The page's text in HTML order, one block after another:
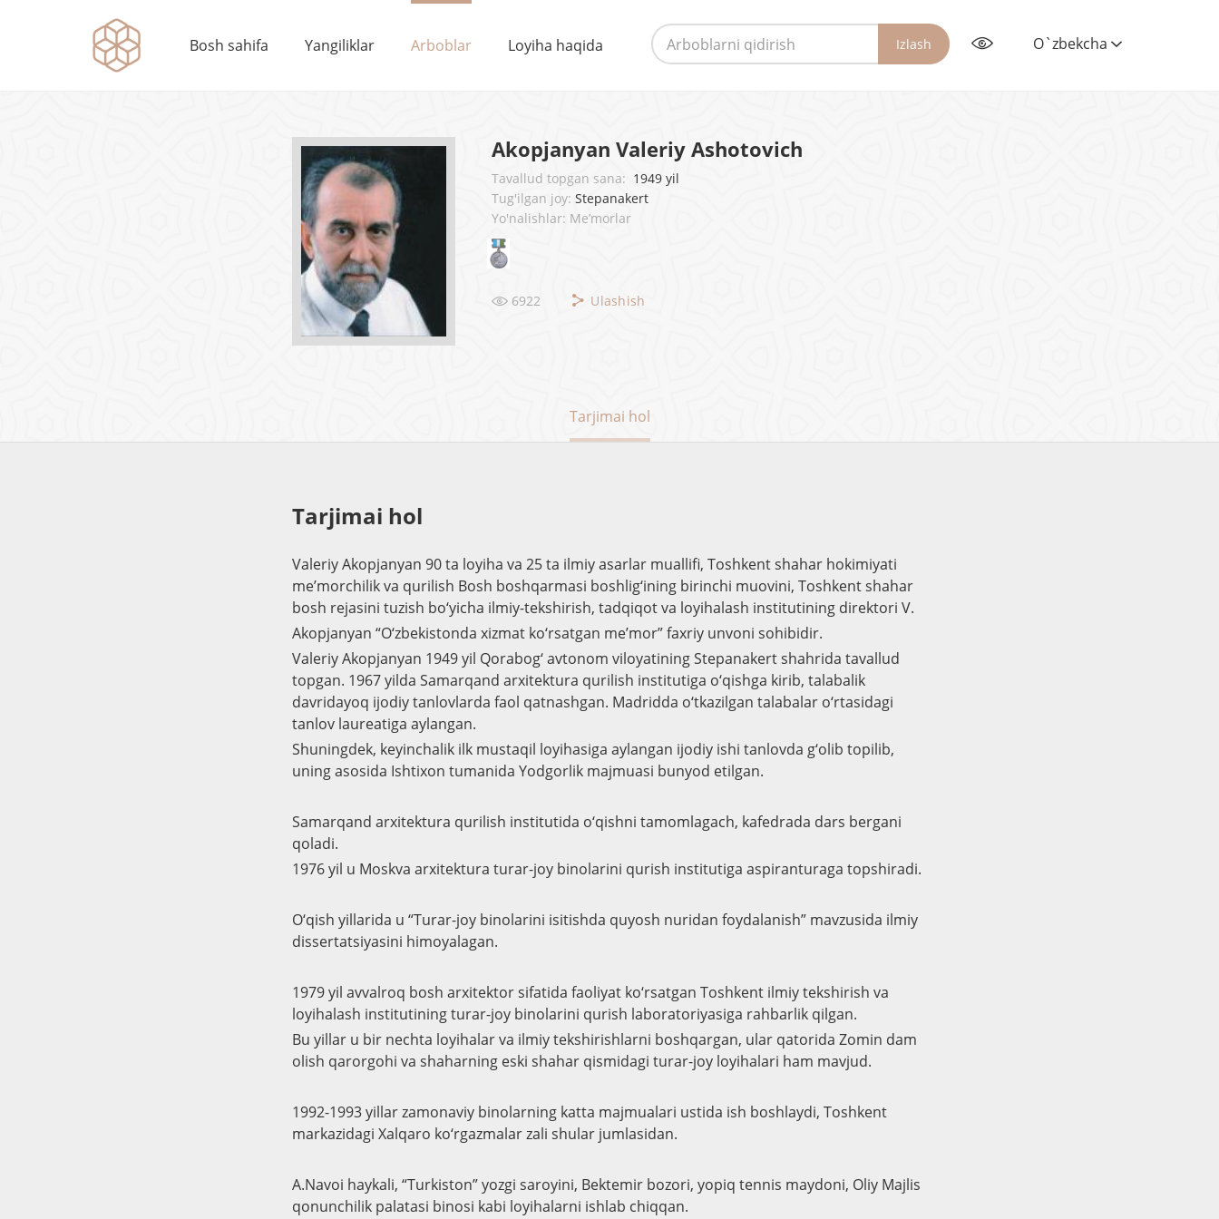
Bosh sahifa Yangiliklar Arboblar Loyiha haqida Izlash O`zbekcha
Akopjanyan Valeriy Ashotovich
Tavallud topgan sana: 1949 yil
Tug'ilgan joy: Stepanakert
Yo'nalishlar: Me’morlar
6922 Ulashish
Tarjimai hol
Tarjimai hol
Valeriy Akopjanyan 90 ta loyiha va 25 ta ilmiy asarlar muallifi, Toshkent shahar hokimiyati
me’morchilik va qurilish Bosh boshqarmasi boshlig‘ining birinchi muovini, Toshkent shahar
bosh rejasini tuzish bo‘yicha ilmiy-tekshirish, tadqiqot va loyihalash institutining direktori V.
Akopjanyan “O‘zbekistonda xizmat ko‘rsatgan me’mor” faxriy unvoni sohibidir.
Valeriy Akopjanyan 1949 yil Qorabog‘ avtonom viloyatining Stepanakert shahrida tavallud
topgan. 1967 yilda Samarqand arxitektura qurilish institutiga o‘qishga kirib, talabalik
davridayoq ijodiy tanlovlarda faol qatnashgan. Madridda o‘tkazilgan talabalar o‘rtasidagi
tanlov laureatiga aylangan.
Shuningdek, keyinchalik ilk mustaqil loyihasiga aylangan ijodiy ishi tanlovda g‘olib topilib,
uning asosida Ishtixon tumanida Yodgorlik majmuasi bunyod etilgan.
Samarqand arxitektura qurilish institutida o‘qishni tamomlagach, kafedrada dars bergani
qoladi.
1976 yil u Moskva arxitektura turar-joy binolarini qurish institutiga aspiranturaga topshiradi.
O‘qish yillarida u “Turar-joy binolarini isitishda quyosh nuridan foydalanish” mavzusida ilmiy
dissertatsiyasini himoyalagan.
1979 yil avvalroq bosh arxitektor sifatida faoliyat ko‘rsatgan Toshkent ilmiy tekshirish va
loyihalash institutining turar-joy binolarini qurish laboratoriyasiga rahbarlik qilgan.
Bu yillar u bir nechta loyihalar va ilmiy tekshirishlarni boshqargan, ular qatorida Zomin dam
olish qarorgohi va shaharning eski shahar qismidagi turar-joy loyihalari ham mavjud.
1992-1993 yillar zamonaviy binolarning katta majmualari ustida ish boshlaydi, Toshkent
markazidagi Xalqaro ko‘rgazmalar zali shular jumlasidan.
A.Navoi haykali, “Turkiston” yozgi saroyini, Bektemir bozori, yopiq tennis maydoni, Oliy Majlis
qonunchilik palatasi binosi kabi loyihalarni ishlab chiqqan.